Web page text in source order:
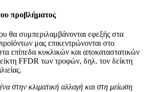
προβλήματος
θα συμπεριλαμβάνονται εφεξής στα
μας επικεντρώνονται στο
επίπεδα κυκλικών και αποκαταστατικών
FFDR των τροφών, δηλ. τον δείκτη
στην κλιματική αλλαγή και στη μείωση